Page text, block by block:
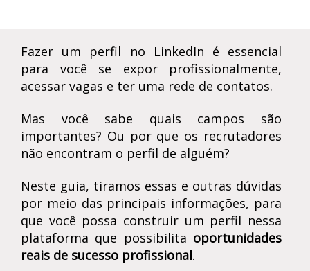
Fazer um perfil no LinkedIn é essencial
para você se expor profissionalmente,
acessar vagas e ter uma rede de contatos.
Mas você sabe quais campos são
importantes? Ou por que os recrutadores
não encontram o perfil de alguém?
Neste guia, tiramos essas e outras dúvidas
por meio das principais informações, para
que você possa construir um perfil nessa
plataforma que possibilita oportunidades
reais de sucesso profissional.